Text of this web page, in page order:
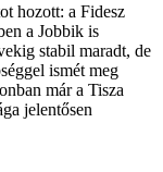
hozott: a Fidesz
a Jobbik is
stabil maradt, de
ismét meg
már a Tisza
jelentősen